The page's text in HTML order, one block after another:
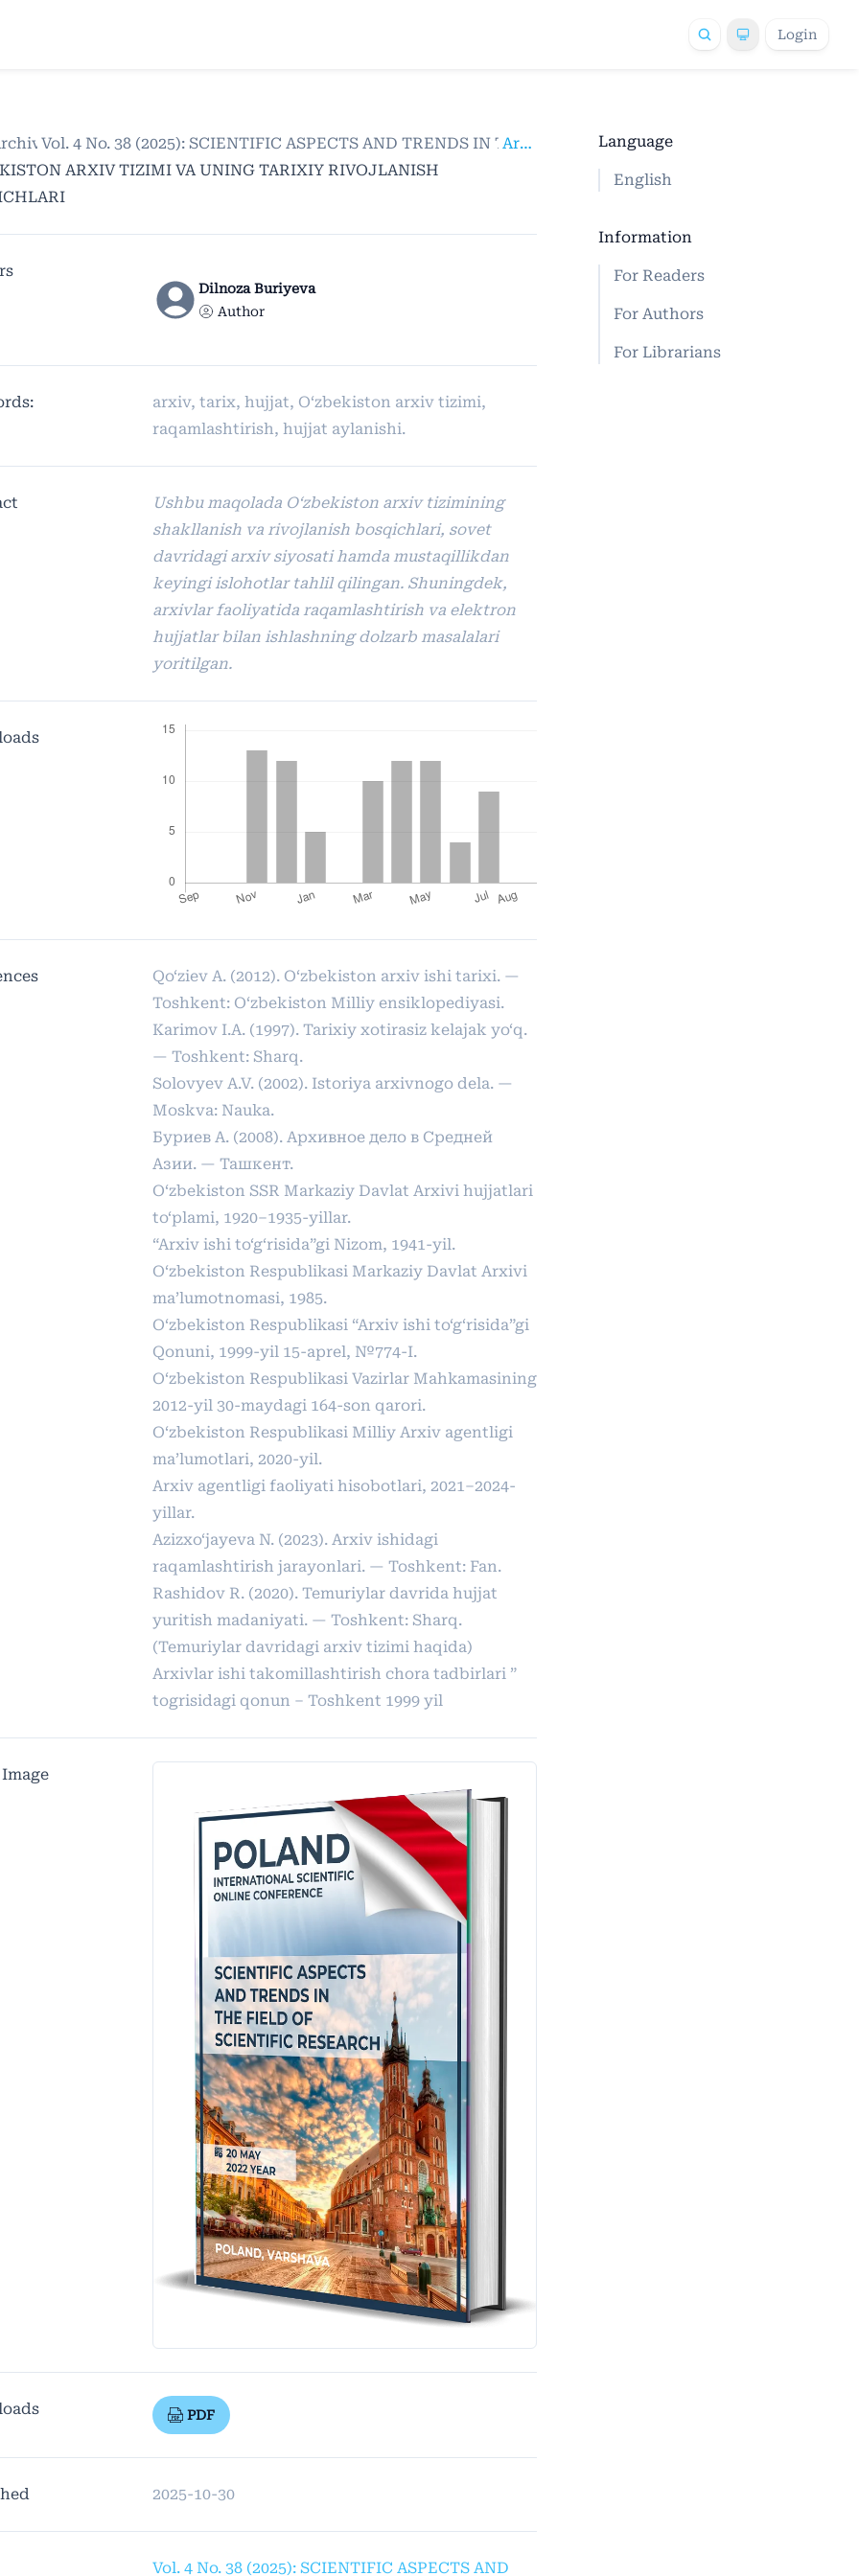
Login
/ /
Vol. 4 No. 38 (2025): SCIENTIFIC ASPECTS AND TRENDS IN THE FIELD OF SCIENTIFIC RESEARCH
Articles
ARXIV TIZIMI VA UNING TARIXIY RIVOJLANISH
Dilnoza Buriyeva
Author
arxiv, tarix, hujjat, O‘zbekiston arxiv tizimi,
raqamlashtirish, hujjat aylanishi.
Ushbu maqolada O‘zbekiston arxiv tizimining
shakllanish va rivojlanish bosqichlari, sovet
davridagi arxiv siyosati hamda mustaqillikdan
keyingi islohotlar tahlil qilingan. Shuningdek,
arxivlar faoliyatida raqamlashtirish va elektron
hujjatlar bilan ishlashning dolzarb masalalari
yoritilgan.
Qo‘ziev A. (2012). O‘zbekiston arxiv ishi tarixi. —
Toshkent: O‘zbekiston Milliy ensiklopediyasi.
Karimov I.A. (1997). Tarixiy xotirasiz kelajak yo‘q.
— Toshkent: Sharq.
Solovyev A.V. (2002). Istoriya arxivnogo dela. —
Moskva: Nauka.
Буриев А. (2008). Архивное дело в Средней
Азии. — Ташкент.
O‘zbekiston SSR Markaziy Davlat Arxivi hujjatlari
to‘plami, 1920–1935-yillar.
“Arxiv ishi to‘g‘risida”gi Nizom, 1941-yil.
O‘zbekiston Respublikasi Markaziy Davlat Arxivi
ma’lumotnomasi, 1985.
O‘zbekiston Respublikasi “Arxiv ishi to‘g‘risida”gi
Qonuni, 1999-yil 15-aprel, №774-I.
O‘zbekiston Respublikasi Vazirlar Mahkamasining
2012-yil 30-maydagi 164-son qarori.
O‘zbekiston Respublikasi Milliy Arxiv agentligi
ma’lumotlari, 2020-yil.
Arxiv agentligi faoliyati hisobotlari, 2021–2024-
yillar.
Azizxo‘jayeva N. (2023). Arxiv ishidagi
raqamlashtirish jarayonlari. — Toshkent: Fan.
Rashidov R. (2020). Temuriylar davrida hujjat
yuritish madaniyati. — Toshkent: Sharq.
(Temuriylar davridagi arxiv tizimi haqida)
Arxivlar ishi takomillashtirish chora tadbirlari ”
togrisidagi qonun – Toshkent 1999 yil
PDF
2025-10-30
Vol. 4 No. 38 (2025): SCIENTIFIC ASPECTS AND
Language
English
Information
For Readers
For Authors
For Librarians